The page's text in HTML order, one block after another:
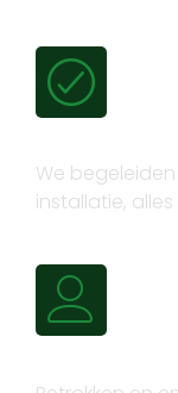
We
installatie,